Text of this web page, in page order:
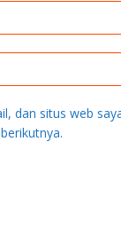
dan situs web